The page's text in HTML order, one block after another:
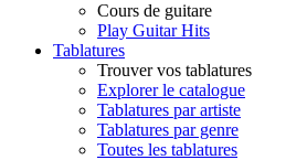
Cours de guitare
Play Guitar Hits
Tablatures
Trouver vos tablatures
Explorer le catalogue
Tablatures par artiste
Tablatures par genre
Toutes les tablatures